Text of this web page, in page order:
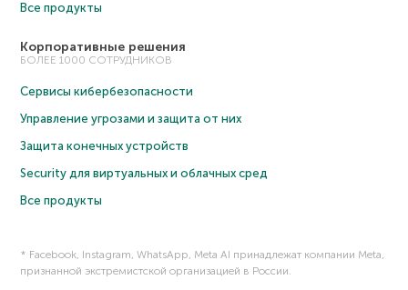
Все продукты
Корпоративные решения
БОЛЕЕ 1000 СОТРУДНИКОВ
Сервисы кибербезопасности
Управление угрозами и защита от них
Защита конечных устройств
Security для виртуальных и облачных сред
Все продукты
* Facebook, Instagram, WhatsApp, Meta AI принадлежат компании Meta,
признанной экстремистской организацией в России.